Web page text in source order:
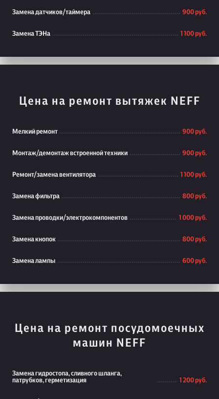
Замена датчиков/таймера 900 руб.
Замена ТЭНа 1 100 руб.
Цена на ремонт вытяжек NEFF
Мелкий ремонт 900 руб.
Монтаж/демонтаж встроенной техники 900 руб.
Ремонт/замена вентилятора 1 100 руб.
Замена фильтра 800 руб.
Замена проводки/электрокомпонентов 1 000 руб.
Замена кнопок 800 руб.
Замена лампы 600 руб.
Цена на ремонт посудомоечных
машин NEFF
Замена гидростопа, сливного шланга,
патрубков, герметизация
1 200 руб.